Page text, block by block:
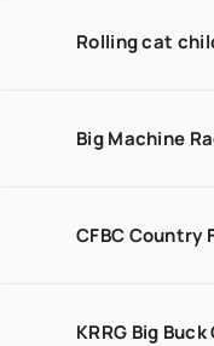
Rolling cat
Big Machine
CFBC Country
KRRG Big